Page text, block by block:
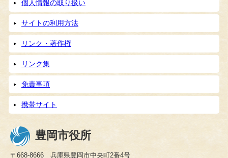
個人情報の取り扱い
サイトの利用方法
リンク・著作権
リンク集
免責事項
携帯サイト
豊岡市役所
〒668-8666 兵庫県豊岡市中央町2番4号